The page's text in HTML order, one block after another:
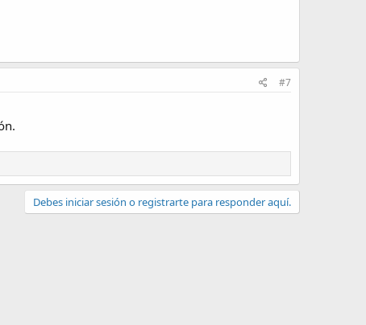
#7
Debes iniciar sesión o registrarte para responder aquí.